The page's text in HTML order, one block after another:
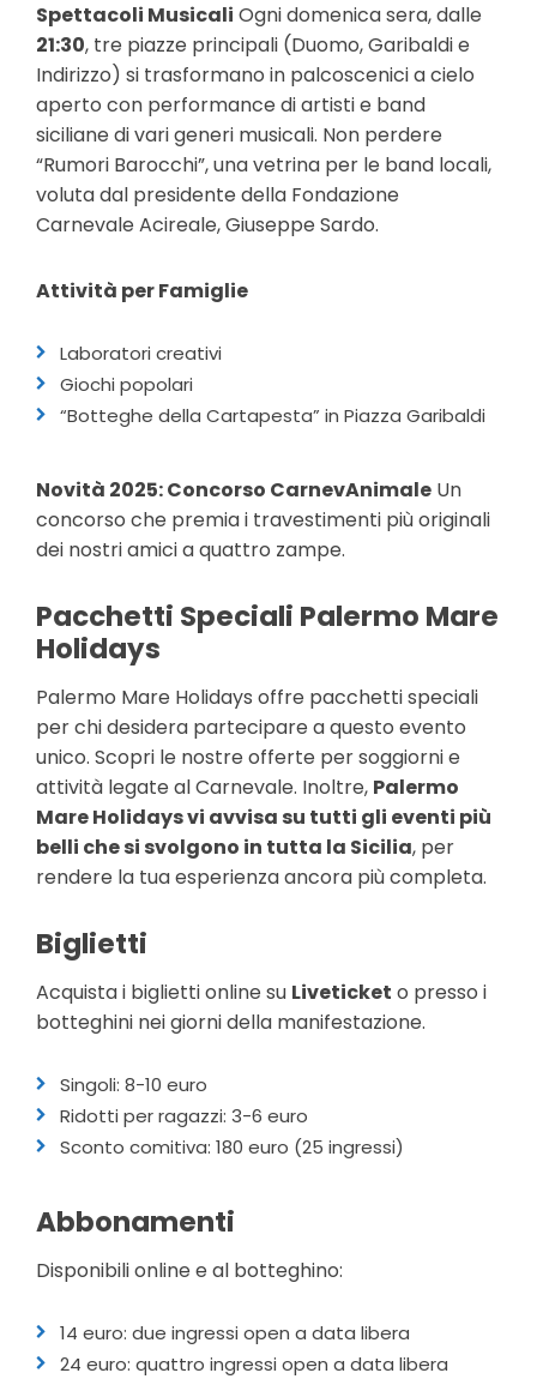
Spettacoli Musicali Ogni domenica sera, dalle
21:30, tre piazze principali (Duomo, Garibaldi e
Indirizzo) si trasformano in palcoscenici a cielo
aperto con performance di artisti e band
siciliane di vari generi musicali. Non perdere
“Rumori Barocchi”, una vetrina per le band locali,
voluta dal presidente della Fondazione
Carnevale Acireale, Giuseppe Sardo.
Attività per Famiglie
Laboratori creativi
Giochi popolari
“Botteghe della Cartapesta” in Piazza Garibaldi
Novità 2025: Concorso CarnevAnimale Un
concorso che premia i travestimenti più originali
dei nostri amici a quattro zampe.
Pacchetti Speciali Palermo Mare
Holidays
Palermo Mare Holidays offre pacchetti speciali
per chi desidera partecipare a questo evento
unico. Scopri le nostre offerte per soggiorni e
attività legate al Carnevale. Inoltre, Palermo
Mare Holidays vi avvisa su tutti gli eventi più
belli che si svolgono in tutta la Sicilia, per
rendere la tua esperienza ancora più completa.
Biglietti
Acquista i biglietti online su Liveticket o presso i
botteghini nei giorni della manifestazione.
Singoli: 8-10 euro
Ridotti per ragazzi: 3-6 euro
Sconto comitiva: 180 euro (25 ingressi)
Abbonamenti
Disponibili online e al botteghino:
14 euro: due ingressi open a data libera
24 euro: quattro ingressi open a data libera